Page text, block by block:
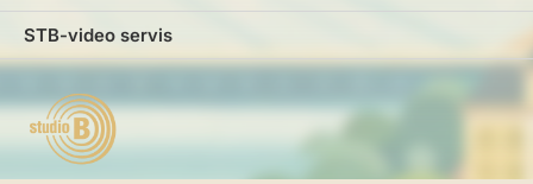
STB-video servis